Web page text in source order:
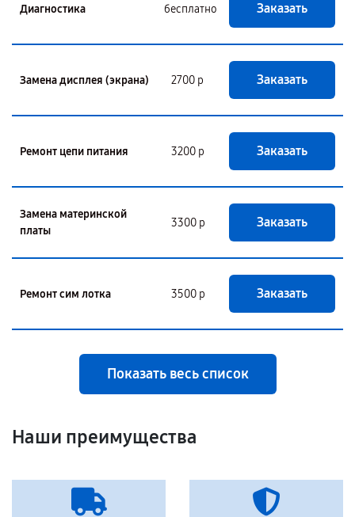
Диагностика бесплатно Заказать
Замена дисплея (экрана) 2700 р Заказать
Ремонт цепи питания 3200 р Заказать
Замена материнской
платы
3300 р Заказать
Ремонт сим лотка 3500 р Заказать
Показать весь список
Наши преимущества